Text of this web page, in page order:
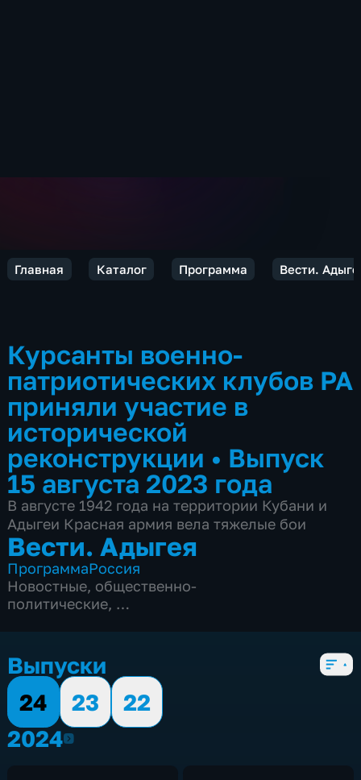
Главная Каталог Программа Вести.
Курсанты военно-
патриотических клубов РА
приняли участие в
исторической
реконструкции • Выпуск
15 августа 2023 года
В августе 1942 года на территории Кубани и
Адыгеи Красная армия вела тяжелые бои
Вести. Адыгея
ПрограммаРоссия
Новостные, общественно-
политические,
Выпуски
24
23
22
20242024